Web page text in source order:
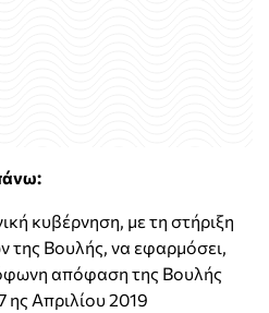
κυβέρνηση, με τη στήριξη
της Βουλής, να εφαρμόσει,
απόφαση της Βουλής
ης Απριλίου 2019